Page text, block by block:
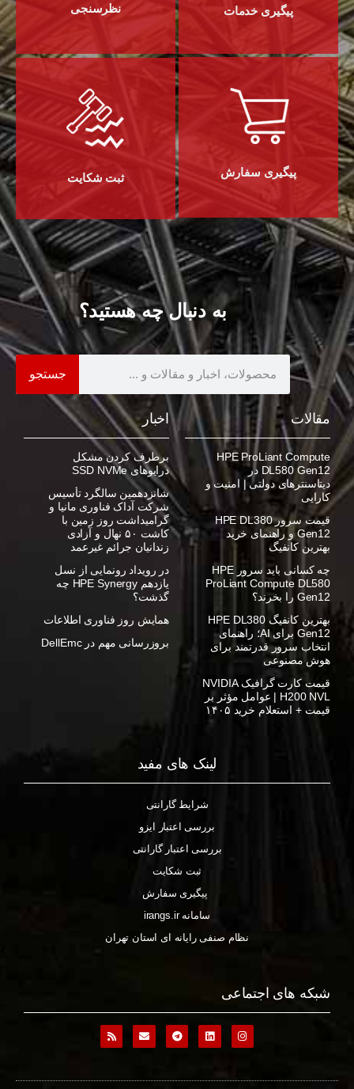
پیگیری خدمات نظرسنجی
پیگیری سفارش ثبت شکایت
به دنبال چه هستید؟
جستجو
مقالات
HPE ProLiant Compute
DL580 Gen12 در
دیتاسنترهای دولتی | امنیت و
کارایی
قیمت سرور HPE DL380
Gen12 و راهنمای خرید
بهترین کانفیگ
چه کسانی باید سرور HPE
ProLiant Compute DL580
Gen12 را بخرند؟
بهترین کانفیگ HPE DL380
Gen12 برای AI؛ راهنمای
انتخاب سرور قدرتمند برای
هوش مصنوعی
قیمت کارت گرافیک NVIDIA
H200 NVL | عوامل مؤثر بر
قیمت + استعلام خرید ۱۴۰۵
اخبار
برطرف کردن مشکل
درایوهای SSD NVMe
شانزدهمین سالگرد تأسیس
شرکت آداک فناوری مانیا و
گرامیداشت روز زمین با
کاشت ۵۰ نهال و آزادی
زندانیان جرائم غیرعمد
در رویداد رونمایی از نسل
یازدهم HPE Synergy چه
گذشت؟
همایش روز فناوری اطلاعات
بروزرسانی مهم در DellEmc
لینک های مفید
شرایط گارانتی
بررسی اعتبار ایزو
بررسی اعتبار گارانتی
ثبت شکایت
پیگیری سفارش
سامانه irangs.ir
نظام صنفی رایانه ای استان تهران
شبکه های اجتماعی